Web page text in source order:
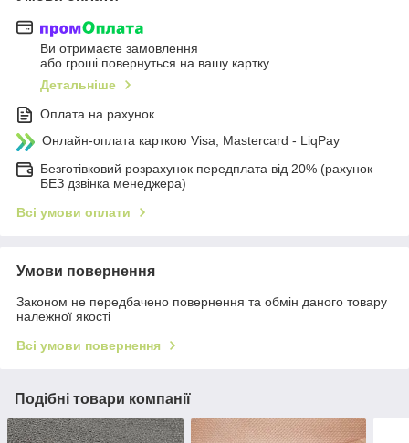
Ви отримаєте замовлення
або гроші повернуться на вашу картку
Детальніше
Оплата на рахунок
Онлайн-оплата карткою Visa, Mastercard - LiqPay
Безготівковий розрахунок передплата від 20% (рахунок
БЕЗ дзвінка менеджера)
Всі умови оплати
Умови повернення
Законом не передбачено повернення та обмін даного товару
належної якості
Всі умови повернення
Подібні товари компанії